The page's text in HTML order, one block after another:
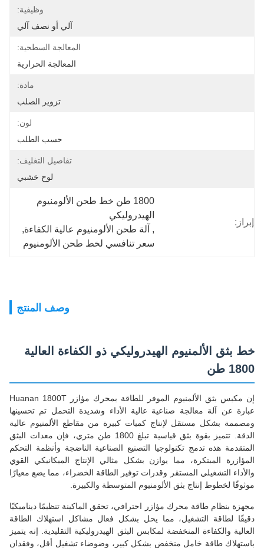
وظيفية:
آلي أو نصف آلي
المعالجة السطحية:
المعالجة الحرارية
مادة:
تزوير الصلب
لون:
حسب الطلب
تفاصيل التغليف:
لوح خشبي
إبراز:
الهيدروليكي
, آلة طحن الألومنيوم عالية الكفاءة,
سعر تنافسي لخط طحن الألومنيوم
وصف المنتج
خط بثق الألمنيوم الهيدروليكي ذو الكفاءة العالية
1800 طن
إن مكبس بثق الألمنيوم الموفر للطاقة بمحرك مؤازر Huanan 1800T
عبارة عن آلة معالجة صناعية عالية الأداء وشديدة التحمل تم تحسينها
ومصممة بشكل مستقل لإنتاج كميات كبيرة من مقاطع الألمنيوم عالية
الدقة. تتميز بقوة بثق قياسية تبلغ 1800 طن متري، فإن معدات البثق
المتقدمة هذه تدمج تكنولوجيا التصنيع الصناعية الناضجة وأنظمة التحكم
المؤازرة المبتكرة، مما يوازن بشكل مثالي الإنتاج الميكانيكي القوي
والأداء التشغيلي المستقر وقدرات توفير الطاقة الخضراء، مما يضع معيارًا
موثوقًا لخطوط إنتاج بثق الألومنيوم المتوسطة والكبيرة.
مجهزة بنظام طاقة محرك مؤازر احترافي، تحقق الماكينة تنظيمًا ديناميكيًا
دقيقًا لطاقة التشغيل، مما يحل بشكل فعال مشاكل استهلاك الطاقة
العالية والكفاءة المنخفضة لمكابس البثق الهيدروليكية التقليدية. إنه يتميز
باستهلاك طاقة خامل منخفض بشكل كبير، وضوضاء تشغيل أقل، وفقدان